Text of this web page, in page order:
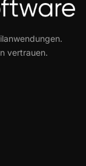
vertrauen.